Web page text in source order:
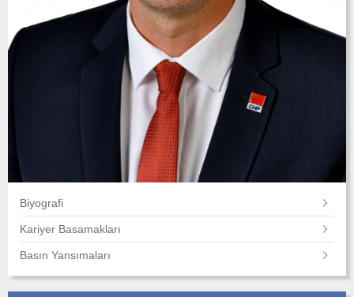
Biyografi
Kariyer Basamakları
Basın Yansımaları